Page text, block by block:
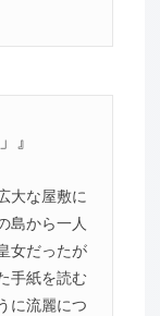
』
大な屋敷に
島から一人
女だったが
手紙を読む
に流麗につ